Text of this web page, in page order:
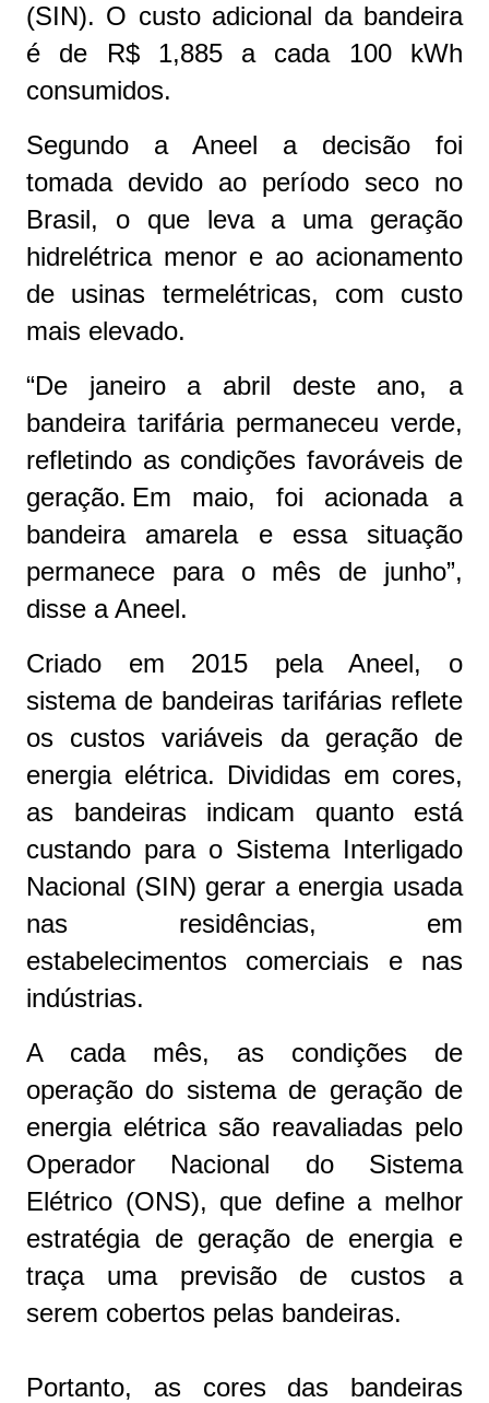
(SIN). O custo adicional da bandeira
é de R$ 1,885 a cada 100 kWh
consumidos.
Segundo a Aneel a decisão foi
tomada devido ao período seco no
Brasil, o que leva a uma geração
hidrelétrica menor e ao acionamento
de usinas termelétricas, com custo
mais elevado.
“De janeiro a abril deste ano, a
bandeira tarifária permaneceu verde,
refletindo as condições favoráveis de
geração. Em maio, foi acionada a
bandeira amarela e essa situação
permanece para o mês de junho”,
disse a Aneel.
Criado em 2015 pela Aneel, o
sistema de bandeiras tarifárias reflete
os custos variáveis da geração de
energia elétrica. Divididas em cores,
as bandeiras indicam quanto está
custando para o Sistema Interligado
Nacional (SIN) gerar a energia usada
nas residências, em
estabelecimentos comerciais e nas
indústrias.
A cada mês, as condições de
operação do sistema de geração de
energia elétrica são reavaliadas pelo
Operador Nacional do Sistema
Elétrico (ONS), que define a melhor
estratégia de geração de energia e
traça uma previsão de custos a
serem cobertos pelas bandeiras.
Portanto, as cores das bandeiras